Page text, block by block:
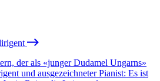
der als «junger Dudamel Ungarns»
und ausgezeichneter Pianist: Es ist